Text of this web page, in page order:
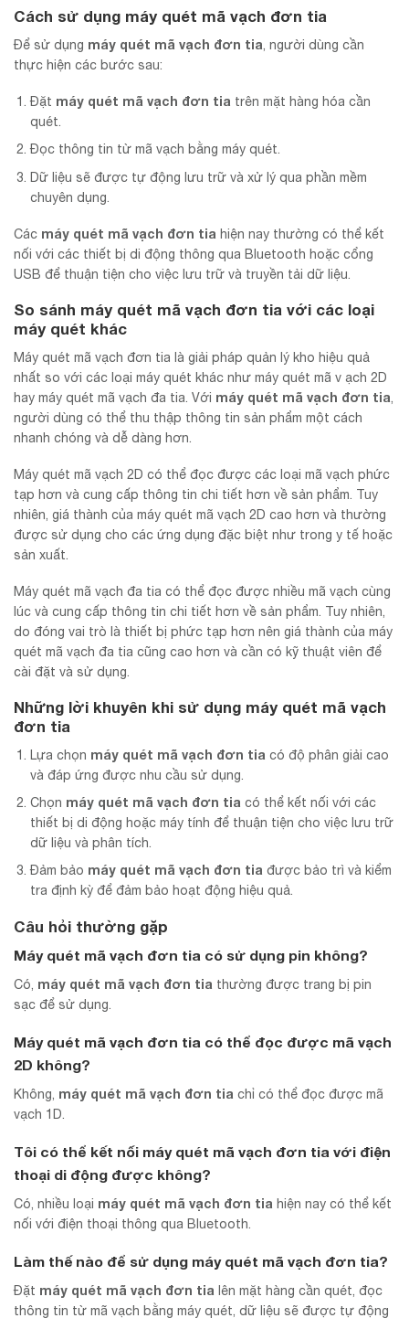
Cách sử dụng máy quét mã vạch đơn tia
Để sử dụng máy quét mã vạch đơn tia , người dùng cần
thực hiện các bước sau:
Đặt máy quét mã vạch đơn tia trên mặt hàng hóa cần
quét.
Đọc thông tin từ mã vạch bằng máy quét.
Dữ liệu sẽ được tự động lưu trữ và xử lý qua phần mềm
chuyên dụng.
Các máy quét mã vạch đơn tia hiện nay thường có thể kết
nối với các thiết bị di động thông qua Bluetooth hoặc cổng
USB để thuận tiện cho việc lưu trữ và truyền tải dữ liệu.
So sánh máy quét mã vạch đơn tia với các loại
máy quét khác
Máy quét mã vạch đơn tia là giải pháp quản lý kho hiệu quả
nhất so với các loại máy quét khác như máy quét mã v ạch 2D
hay máy quét mã vạch đa tia. Với máy quét mã vạch đơn tia
người dùng có thể thu thập thông tin sản phẩm một cách
nhanh chóng và dễ dàng hơn.
Máy quét mã vạch 2D có thể đọc được các loại mã vạch phức
tạp hơn và cung cấp thông tin chi tiết hơn về sản phẩm. Tuy
nhiên, giá thành của máy quét mã vạch 2D cao hơn và thường
được sử dụng cho các ứng dụng đặc biệt như trong y tế hoặc
sản xuất.
Máy quét mã vạch đa tia có thể đọc được nhiều mã vạch cùng
lúc và cung cấp thông tin chi tiết hơn về sản phẩm. Tuy nhiên,
do đóng vai trò là thiết bị phức tạp hơn nên giá thành của máy
quét mã vạch đa tia cũng cao hơn và cần có kỹ thuật viên để
cài đặt và sử dụng.
Những lời khuyên khi sử dụng máy quét mã vạch
đơn tia
Lựa chọn máy quét mã vạch đơn tia có độ phân giải cao
và đáp ứng được nhu cầu sử dụng.
Chọn máy quét mã vạch đơn tia có thể kết nối với các
thiết bị di động hoặc máy tính để thuận tiện cho việc lưu trữ
dữ liệu và phân tích.
Đảm bảo máy quét mã vạch đơn tia được bảo trì và kiểm
tra định kỳ để đảm bảo hoạt động hiệu quả.
Câu hỏi thường gặp
Máy quét mã vạch đơn tia có sử dụng pin không?
Có, máy quét mã vạch đơn tia thường được trang bị pin
sạc để sử dụng.
Máy quét mã vạch đơn tia có thể đọc được mã vạch
2D không?
Không, máy quét mã vạch đơn tia chỉ có thể đọc được mã
vạch 1D.
Tôi có thể kết nối máy quét mã vạch đơn tia với điện
thoại di động được không?
Có, nhiều loại máy quét mã vạch đơn tia hiện nay có thể kết
nối với điện thoại thông qua Bluetooth.
Làm thế nào để sử dụng máy quét mã vạch đơn tia?
Đặt máy quét mã vạch đơn tia lên mặt hàng cần quét, đọc
thông tin từ mã vạch bằng máy quét, dữ liệu sẽ được tự động